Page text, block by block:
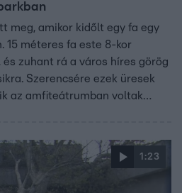
meg, amikor kidőlt egy fa egy
15 méteres fa este 8-kor
zuhant rá a város híres görög
Szerencsére ezek üresek
az amfiteátrumban voltak
1:23